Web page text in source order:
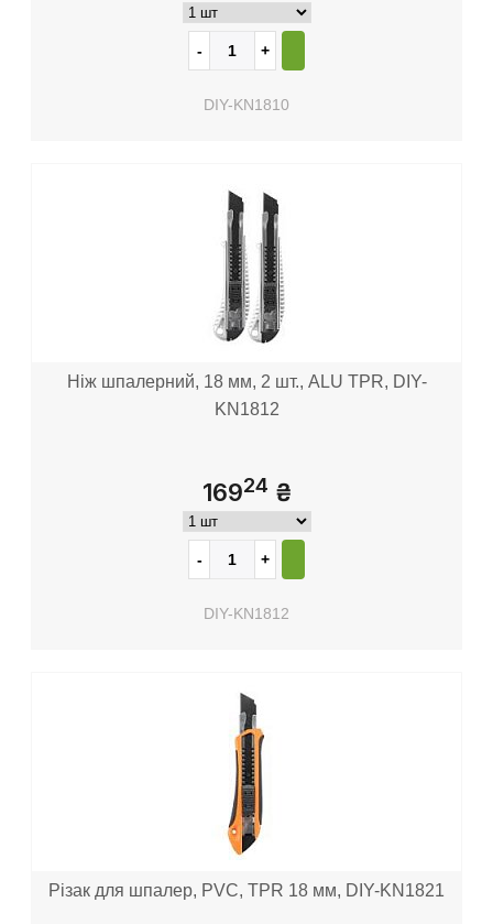
DIY-KN1810
Ніж шпалерний, 18 мм, 2 шт., ALU TPR, DIY-
KN1812
16924 ₴
DIY-KN1812
Різак для шпалер, PVC, TPR 18 мм, DIY-KN1821